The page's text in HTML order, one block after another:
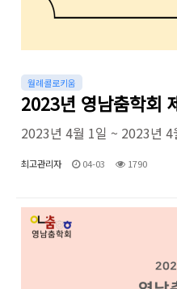
월례콜로키움
2023년 영남춤학회
2023년 4월 1일 ~ 2023년 4
최고관리자 04-03 1790